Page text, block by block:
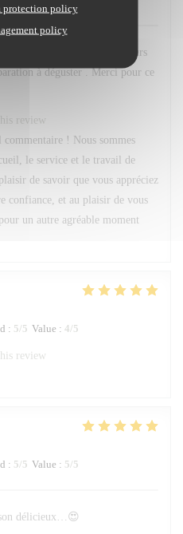
protection policy
policy
au menu le choix est toujours
à déguster . Merci pour ce
review
! Nous sommes
le service et le travail de
de savoir que vous appréciez
confiance, et au plaisir de vous
un autre agréable moment
: 5/5 Value : 4/5
review
: 5/5 Value : 5/5
délicieux…😍